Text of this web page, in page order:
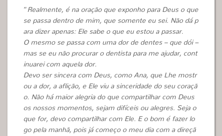
“ Realmente, é na oração que exponho para Deus o que
se passa dentro de mim, que somente eu sei. Não dá p
ara dizer apenas: Ele sabe o que eu estou a passar.
O mesmo se passa com uma dor de dentes – que dói –
mas se eu não procurar o dentista para me ajudar, cont
inuarei com aquela dor.
Devo ser sincera com Deus, como Ana, que Lhe mostr
ou a dor, a aflição, e Ele viu a sinceridade do seu coraçã
o. Não há maior alegria do que compartilhar com Deus
os nossos momentos, sejam difíceis ou alegres. Seja o
que for, devo compartilhar com Ele. E o bom é fazer lo
go pela manhã, pois já começo o meu dia com a direçã